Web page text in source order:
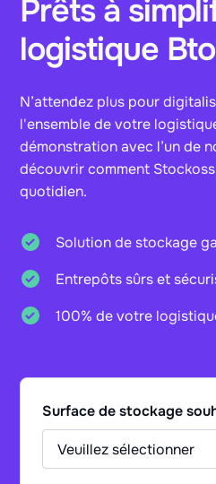
Prêts à
logistique
N’attendez plus pour
l'ensemble de votre
démonstration avec l’un de
découvrir comment
quotidien.
Solution de stockage
Entrepôts sûrs et
100% de votre
Surface de stockage